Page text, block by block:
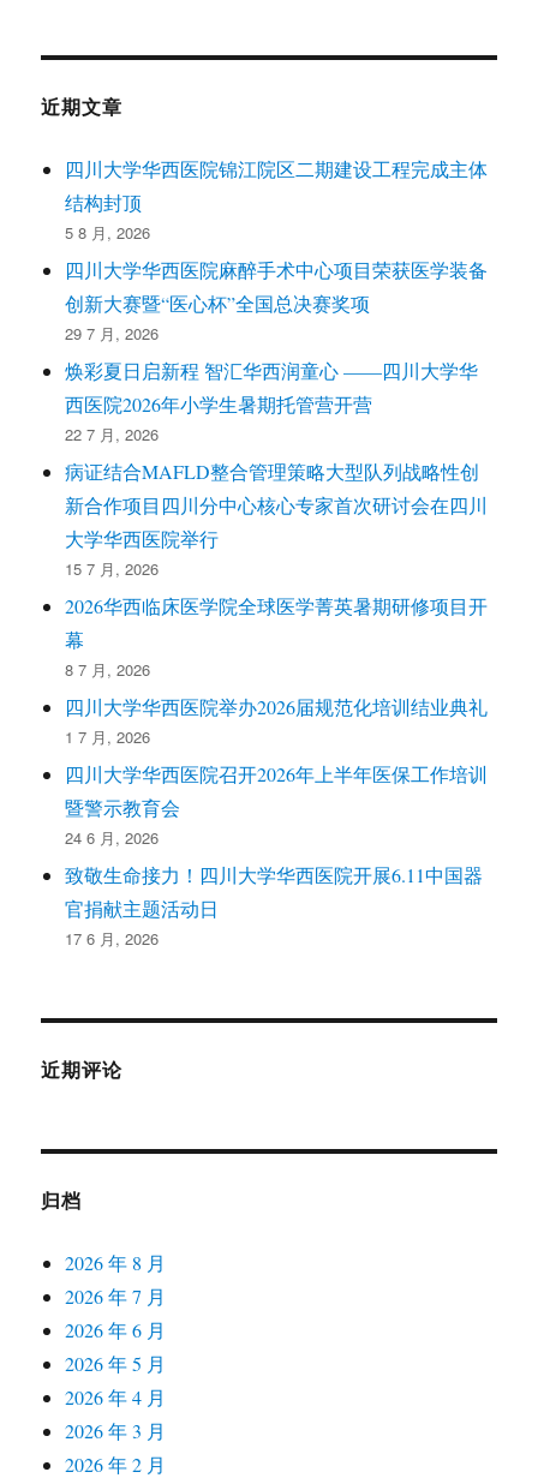
近期文章
四川大学华西医院锦江院区二期建设工程完成主体
结构封顶
5 8 月, 2026
四川大学华西医院麻醉手术中心项目荣获医学装备
创新大赛暨“医心杯”全国总决赛奖项
29 7 月, 2026
焕彩夏日启新程 智汇华西润童心 ——四川大学华
西医院2026年小学生暑期托管营开营
22 7 月, 2026
病证结合MAFLD整合管理策略大型队列战略性创
新合作项目四川分中心核心专家首次研讨会在四川
大学华西医院举行
15 7 月, 2026
2026华西临床医学院全球医学菁英暑期研修项目开
幕
8 7 月, 2026
四川大学华西医院举办2026届规范化培训结业典礼
1 7 月, 2026
四川大学华西医院召开2026年上半年医保工作培训
暨警示教育会
24 6 月, 2026
致敬生命接力！四川大学华西医院开展6.11中国器
官捐献主题活动日
17 6 月, 2026
近期评论
归档
2026 年 8 月
2026 年 7 月
2026 年 6 月
2026 年 5 月
2026 年 4 月
2026 年 3 月
2026 年 2 月